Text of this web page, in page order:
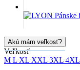
Akú mám veľkosť?
Veľkosť
M L XL XXL 3XL 4XL